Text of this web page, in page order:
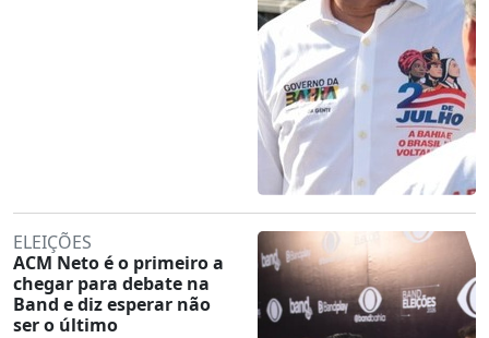
ELEIÇÕES
ACM Neto é o primeiro a
chegar para debate na
Band e diz esperar não
ser o último